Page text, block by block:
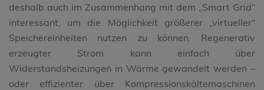
deshalb auch im Zusammenhang mit dem „Smart Grid“
interessant, um die Möglichkeit größerer „virtueller“
Speichereinheiten nutzen zu können. Regenerativ
erzeugter Strom kann einfach über
Widerstandsheizungen in Wärme gewandelt werden –
oder effizienter über Kompressionskältemaschinen